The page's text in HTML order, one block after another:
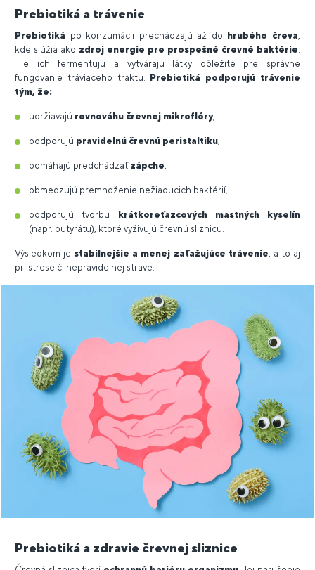
Prebiotiká a trávenie
Prebiotiká po konzumácii prechádzajú až do hrubého čreva,
kde slúžia ako zdroj energie pre prospešné črevné baktérie.
Tie ich fermentujú a vytvárajú látky dôležité pre správne
fungovanie tráviaceho traktu.
Prebiotiká podporujú trávenie
tým, že:
udržiavajú rovnováhu črevnej mikroflóry,
podporujú pravidelnú črevnú peristaltiku,
pomáhajú predchádzať zápche,
obmedzujú premnoženie nežiaducich baktérií,
podporujú tvorbu
krátkoreťazcových mastných kyselín
(napr. butyrátu), ktoré vyživujú črevnú sliznicu.
Výsledkom je stabilnejšie a menej zaťažujúce trávenie, a to aj
pri strese či nepravidelnej strave.
Prebiotiká a zdravie črevnej sliznice